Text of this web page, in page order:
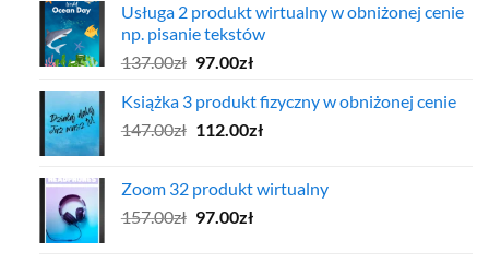
57.00zł.27.00zł.
Usługa 2 produkt wirtualny w obniżonej cenie
np. pisanie tekstów
137.00zł Pierwotna
wynosiła:
137.00zł.
97.00złAktualna
wynosi:
97.00zł.
Książka 3 produkt fizyczny w obniżonej cenie
147.00zł Pierwotna
147.00zł.
112.00złAktualna
112.00zł.
Zoom 32 produkt wirtualny
157.00zł Pierwotna
97.00złAktualna